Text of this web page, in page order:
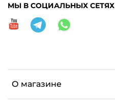
О магазине
МЫ В СОЦИАЛЬНЫХ СЕТЯХ